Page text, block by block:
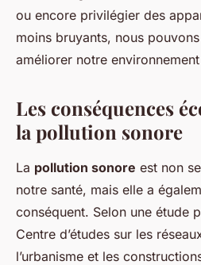
ou encore privilégier des
moins bruyants, nous
améliorer notre
Les conséquences
la pollution sonore
La pollution sonore est non
notre santé, mais elle a
conséquent. Selon une étude
Centre d’études sur les
l’urbanisme et les